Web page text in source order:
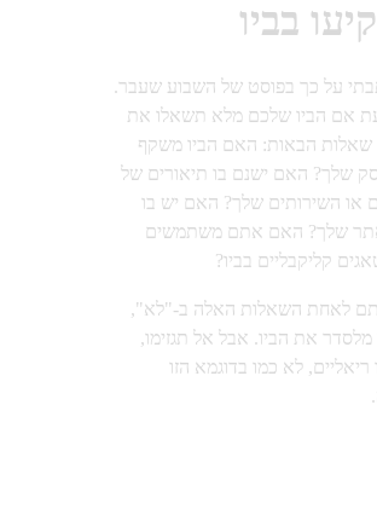
בביו
על כך בפוסט של השבוע שעבר.
אם הביו שלכם מלא תשאלו את
הבאות: האם הביו משקף
שלך? האם ישנם בו תיאורים של
או השירותים שלך? האם יש בו
שלך? האם אתם משתמשים
קליקבליים בביו?
לאחת השאלות האלה ב-"לא",
מלסדר את הביו. אבל אל תגזימו,
לא כמו בדוגמא הזו